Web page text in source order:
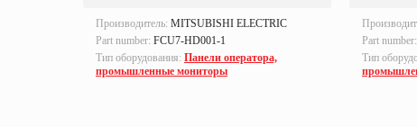
Производитель: MITSUBISHI ELECTRIC
Part number: FCU7-HD001-1
Тип оборудования: Панели оператора,
промышленные мониторы
Part number:
Тип